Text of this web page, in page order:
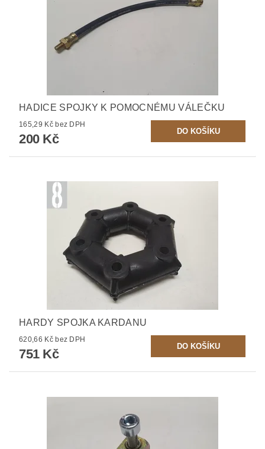
HADICE SPOJKY K POMOCNÉMU VÁLEČKU
165,29 Kč bez DPH
200 Kč
HARDY SPOJKA KARDANU
620,66 Kč bez DPH
751 Kč